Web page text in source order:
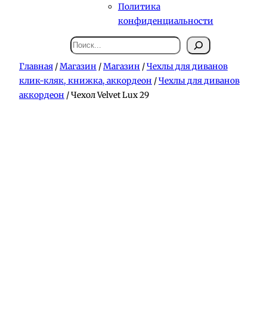
Политика
конфиденциальности
Поиск
Главная /Магазин /Магазин /Чехлы для диванов
клик-кляк, книжка, аккордеон /Чехлы для диванов
аккордеон / Чехол Velvet Lux 29